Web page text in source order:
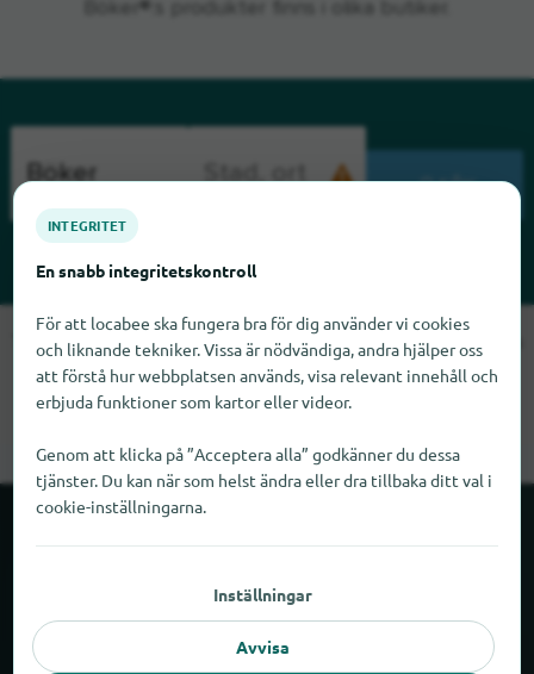
Böker®:s produkter finns i olika butiker.
SÖK
Tyvärr kan vi inte hitta Böker just nu. Om du vet var Böker finns
skulle vi bli glada om du meddelade oss det.
Om locabee
Partner
INTEGRITET
En snabb integritetskontroll
För att locabee ska fungera bra för dig använder vi cookies
och liknande tekniker. Vissa är nödvändiga, andra hjälper oss
att förstå hur webbplatsen används, visa relevant innehåll och
erbjuda funktioner som kartor eller videor.
Genom att klicka på ”Acceptera alla” godkänner du dessa
tjänster. Du kan när som helst ändra eller dra tillbaka ditt val i
cookie-inställningarna.
Inställningar
Avvisa